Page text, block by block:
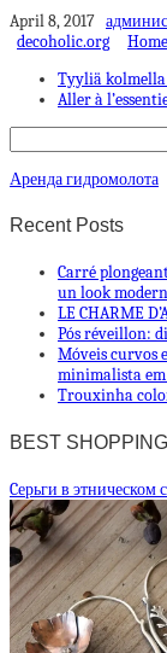
April 8, 2017
decoholic.org
Tyyliä
Aller à
Аренда гидромолота
Recent Posts
Carré
un look
LE CHARME
Pós réveillon:
Móveis curvos
minimalista em
Trouxinha
BEST SHOPPING
Cерьги в этническом